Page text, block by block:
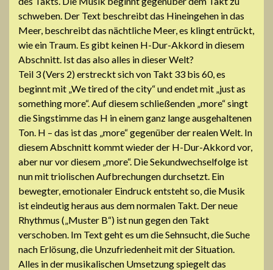
schweben. Der Text beschreibt das Hineingehen in das
Meer, beschreibt das nächtliche Meer, es klingt entrückt,
wie ein Traum. Es gibt keinen H-Dur-Akkord in diesem
Abschnitt. Ist das also alles in dieser Welt?
Teil 3 (Vers 2) erstreckt sich von Takt 33 bis 60, es
beginnt mit „We tired of the city“ und endet mit „just as
something more“. Auf diesem schließenden „more“ singt
die Singstimme das H in einem ganz lange ausgehaltenen
Ton. H – das ist das „more“ gegenüber der realen Welt. In
diesem Abschnitt kommt wieder der H-Dur-Akkord vor,
aber nur vor diesem „more“. Die Sekundwechselfolge ist
nun mit triolischen Aufbrechungen durchsetzt. Ein
bewegter, emotionaler Eindruck entsteht so, die Musik
ist eindeutig heraus aus dem normalen Takt. Der neue
Rhythmus („Muster B“) ist nun gegen den Takt
verschoben. Im Text geht es um die Sehnsucht, die Suche
nach Erlösung, die Unzufriedenheit mit der Situation.
Alles in der musikalischen Umsetzung spiegelt das